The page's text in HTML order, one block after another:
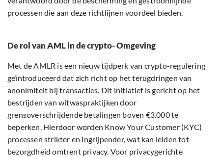
processen die aan deze richtlijnen voordeel bieden.
De rol van AML in de crypto- Omgeving
Met de AMLR is een nieuw tijdperk van crypto-regulering
geïntroduceerd dat zich richt op het terugdringen van
anonimiteit bij transacties. Dit initiatief is gericht op het
bestrijden van witwaspraktijken door
grensoverschrijdende betalingen boven €3.000 te
beperken. Hierdoor worden Know Your Customer (KYC)
processen strikter en ingrijpender, wat kan leiden tot
bezorgdheid omtrent privacy. Voor privacygerichte